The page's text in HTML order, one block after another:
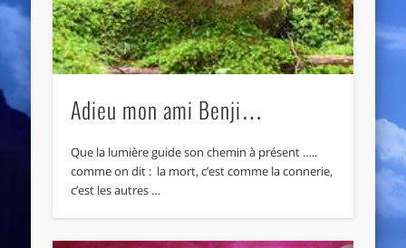
Adieu mon ami Benji…
Que la lumière guide son chemin à présent …..
comme on dit : la mort, c’est comme la connerie,
c’est les autres …